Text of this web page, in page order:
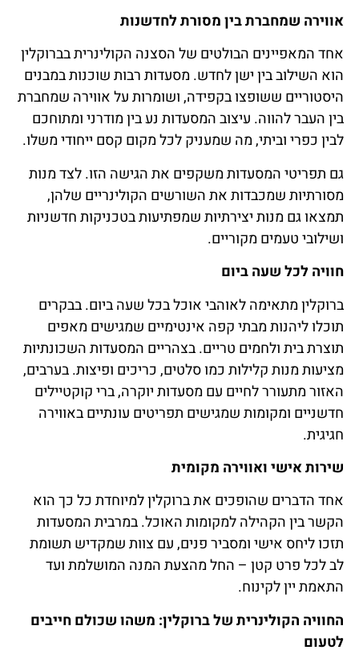
אווירה שמחברת בין מסורת לחדשנות
אחד המאפיינים הבולטים של הסצנה הקולינרית בברוקלין
הוא השילוב בין ישן לחדש. מסעדות רבות שוכנות במבנים
היסטוריים ששופצו בקפידה, ושומרות על אווירה שמחברת
בין העבר להווה. עיצוב המסעדות נע בין מודרני ומתוחכם
לבין כפרי וביתי, מה שמעניק לכל מקום קסם ייחודי משלו.
גם תפריטי המסעדות משקפים את הגישה הזו. לצד מנות
מסורתיות שמכבדות את השורשים הקולינריים שלהן,
תמצאו גם מנות יצירתיות שמפתיעות בטכניקות חדשניות
ושילובי טעמים מקוריים.
חוויה לכל שעה ביום
ברוקלין מתאימה לאוהבי אוכל בכל שעה ביום. בבקרים
תוכלו ליהנות מבתי קפה אינטימיים שמגישים מאפים
תוצרת בית ולחמים טריים. בצהריים המסעדות השכונתיות
מציעות מנות קלילות כמו סלטים, כריכים ופיצות. בערבים,
האזור מתעורר לחיים עם מסעדות יוקרה, ברי קוקטיילים
חדשניים ומקומות שמגישים תפריטים עונתיים באווירה
חגיגית.
שירות אישי ואווירה מקומית
אחד הדברים שהופכים את ברוקלין למיוחדת כל כך הוא
הקשר בין הקהילה למקומות האוכל. במרבית המסעדות
תזכו ליחס אישי ומסביר פנים, עם צוות שמקדיש תשומת
לב לכל פרט קטן – החל מהצעת המנה המושלמת ועד
התאמת יין לקינוח.
החוויה הקולינרית של ברוקלין: משהו שכולם חייבים
לטעום